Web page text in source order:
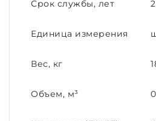
Срок службы, лет
Единица измерения
Вес, кг
Объем, м³